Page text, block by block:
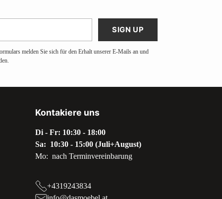
SIGN UP
melden Sie sich für den Erhalt unserer E-Mails an und
Kontakiere uns
Di - Fr: 10:30 - 18:00
Sa: 10:30 - 15:00 (Juli+August)
Mo: nach Terminvereinbarung
+4319243834